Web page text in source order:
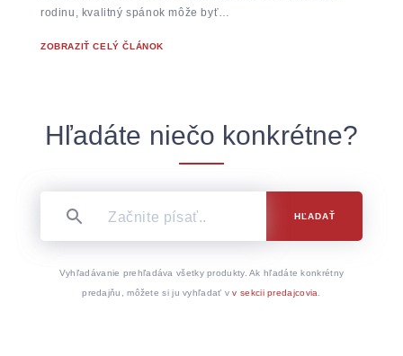
rodinu, kvalitný spánok môže byť…
ZOBRAZIŤ CELÝ ČLÁNOK
Hľadáte niečo konkrétne?
HĽADAŤ
Vyhľadávanie prehľadáva všetky produkty. Ak hľadáte konkrétny
predajňu, môžete si ju vyhľadať vv sekcii predajcovia